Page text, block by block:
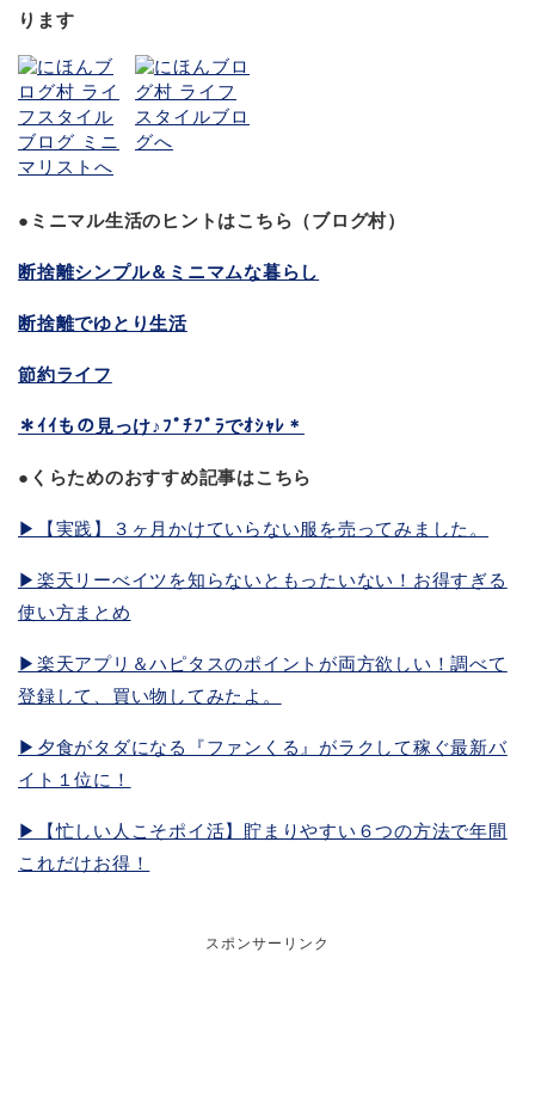
ります
●ミニマル生活のヒントはこちら（ブログ村）
断捨離シンプル＆ミニマムな暮らし
断捨離でゆとり生活
節約ライフ
＊ｲｲもの見っけ♪ﾌﾟﾁﾌﾟﾗでｵｼｬﾚ＊
●くらためのおすすめ記事はこちら
▶︎【実践】３ヶ月かけていらない服を売ってみました。
▶︎楽天リーべイツを知らないともったいない！お得すぎる
使い方まとめ
▶︎楽天アプリ＆ハピタスのポイントが両方欲しい！調べて
登録して、買い物してみたよ。
▶︎夕食がタダになる『ファンくる』がラクして稼ぐ最新バ
イト１位に！
▶︎【忙しい人こそポイ活】貯まりやすい６つの方法で年間
これだけお得！
スポンサーリンク